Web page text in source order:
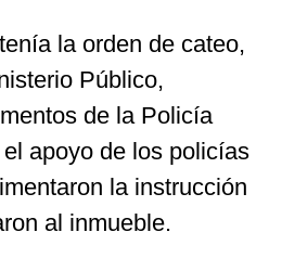
la orden de cateo,
Público,
de la Policía
apoyo de los policías
la instrucción
al inmueble.